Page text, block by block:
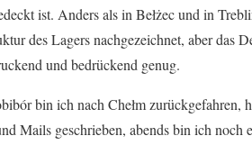
ist. Anders als in Bełżec und in
desLagers nachgezeichnet, aber das
und bedrückend genug.
bin ich nach Chełm zurückgefahren,
Mails geschrieben, abends bin ich noch